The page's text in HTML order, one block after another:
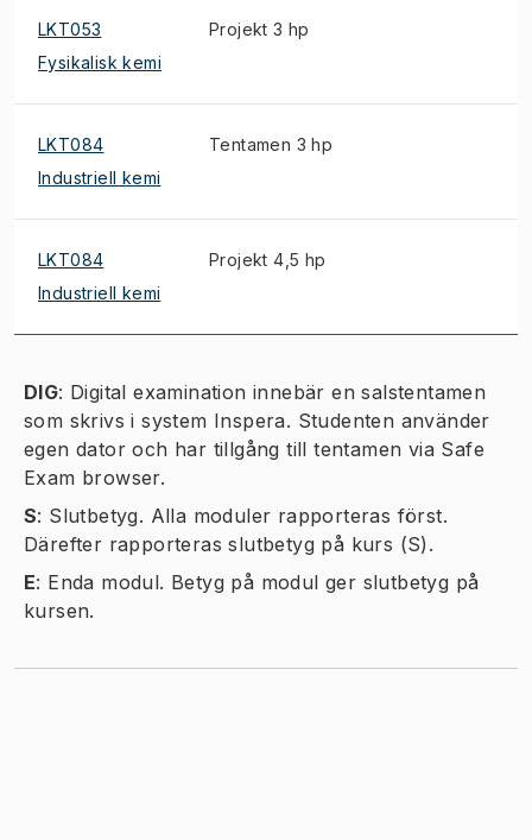
LKT053
Fysikalisk kemi
Projekt 3 hp
LKT084
Industriell kemi
Tentamen 3 hp
LKT084
Industriell kemi
Projekt 4,5 hp
DIG: Digital examination innebär en salstentamen
som skrivs i system Inspera. Studenten använder
egen dator och har tillgång till tentamen via Safe
Exam browser.
S: Slutbetyg. Alla moduler rapporteras först.
Därefter rapporteras slutbetyg på kurs (S).
E: Enda modul. Betyg på modul ger slutbetyg på
kursen.